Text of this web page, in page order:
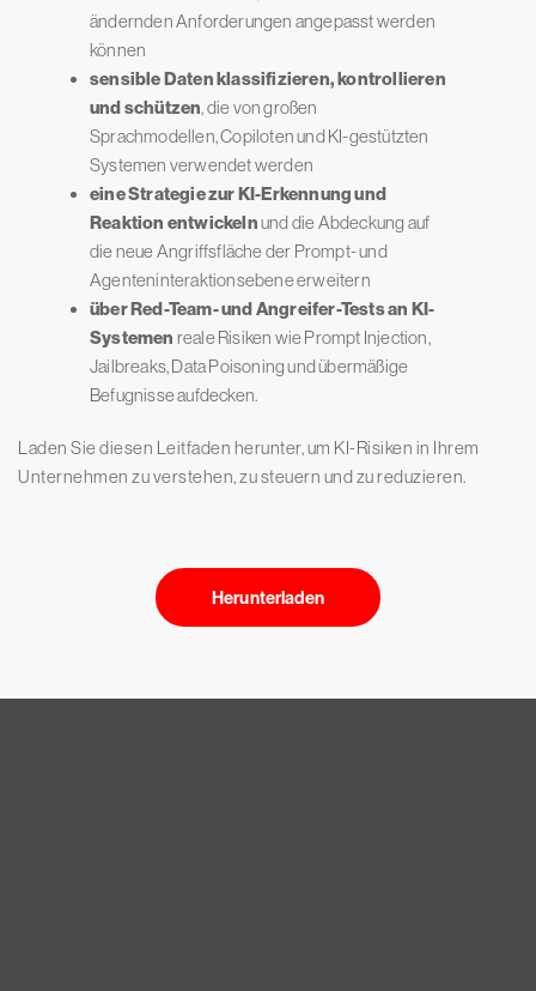
ändernden Anforderungen angepasst werden
können
sensible Daten klassifizieren, kontrollieren
und schützen, die von großen
Sprachmodellen, Copiloten und KI-gestützten
Systemen verwendet werden
eine Strategie zur KI-Erkennung und
Reaktion entwickelnund die Abdeckung auf
die neue Angriffsfläche der Prompt- und
Agenteninteraktionsebene erweitern
über Red-Team- und Angreifer-Tests an KI-
Systemen reale Risiken wie Prompt Injection,
Jailbreaks, Data Poisoning und übermäßige
Befugnisse aufdecken.
Laden Sie diesen Leitfaden herunter, um KI-Risiken in Ihrem
Unternehmen zu verstehen, zu steuern und zu reduzieren.
Herunterladen